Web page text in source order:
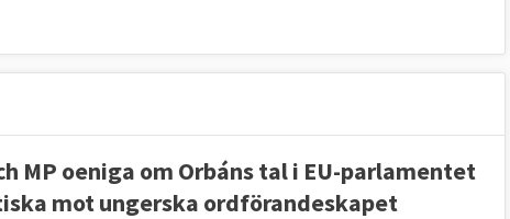
MP oeniga om Orbáns tal i EU-parlamentet
mot ungerska ordförandeskapet